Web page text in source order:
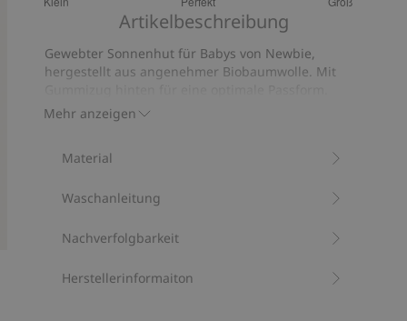
von
9
Bewertungen
Artikelbeschreibung
Mehr anzeigen
Gewebter Sonnenhut für Babys von Newbie,
hergestellt aus angenehmer Biobaumwolle. Mit
Aufgesticktes Newbie-Label an der Seite.
Bindebänder in allen Größen außer 52/54.
Artikelnummer
Material
Waschanleitung
Nachverfolgbarkeit
Herstellerinformaiton